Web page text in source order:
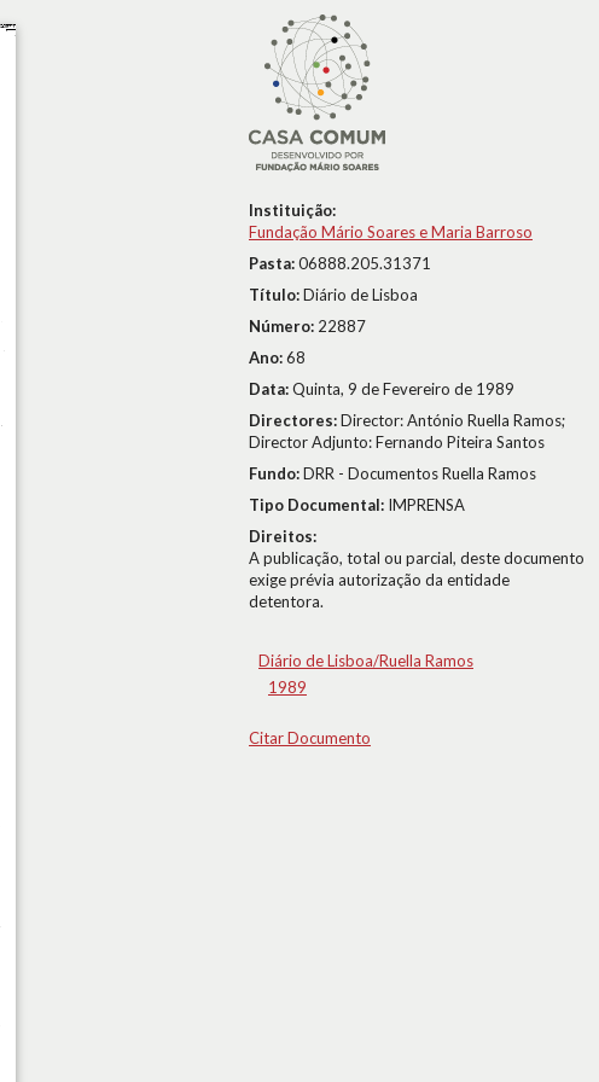
Instituição:
Fundação Mário Soares e Maria Barroso
Pasta:06888.205.31371
Título:Diário de Lisboa
Número: 22887
Ano:68
Data:Quinta, 9 de Fevereiro de 1989
Directores:Director: António Ruella Ramos;
Director Adjunto: Fernando Piteira Santos
Fundo:DRR - Documentos Ruella Ramos
Tipo Documental: IMPRENSA
Direitos:
A publicação, total ou parcial, deste documento
exige prévia autorização da entidade
detentora.
Diário de Lisboa/Ruella Ramos
1989
Citar Documento